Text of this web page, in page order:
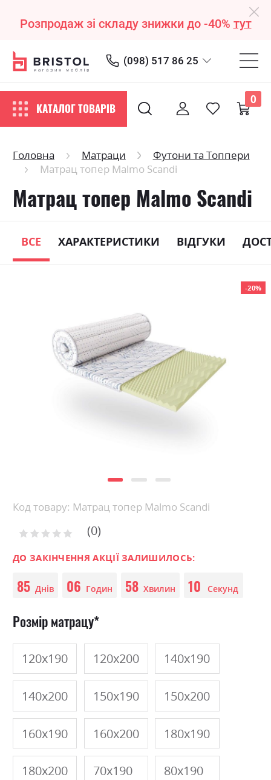
Розпродаж зі складу знижки до -40% тут
(098) 517 86 25
КАТАЛОГ ТОВАРІВ
0
Головна Матраци
Футони та Топпери
Матрац топер Malmo Scandi
Матрац топер Malmo Scandi
ВСЕ ХАРАКТЕРИСТИКИ ВІДГУКИ
-20%
Skip
the
of
images
gallery
Код товару: Матрац топер Malmo Scandi
Рейтинг: 0
ДО ЗАКІНЧЕННЯ АКЦІЇ ЗАЛИШИЛОСЬ:
85 Днів 06 Годин 58 Хвилин 10 Секунд
Розмір матрацу
120х190 120х200 140х190
140х200 150х190 150х200
160х190 160х200 180х190
180х200 70х190 80х190